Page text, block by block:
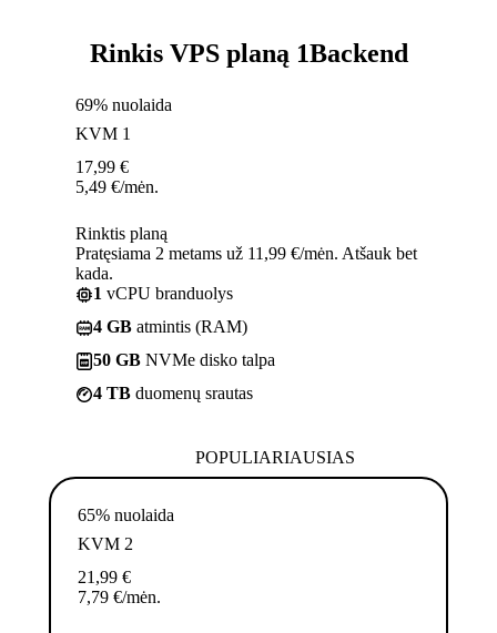
Rinkis VPS planą 1Backend
69% nuolaida
KVM 1
17,99 €
5,49 €/mėn.
Rinktis planą
Pratęsiama 2 metams už 11,99 €/mėn. Atšauk bet
kada.
1 vCPU branduolys
4 GB atmintis (RAM)
50 GB NVMe disko talpa
4 TB duomenų srautas
POPULIARIAUSIAS
65% nuolaida
KVM 2
21,99 €
7,79 €/mėn.